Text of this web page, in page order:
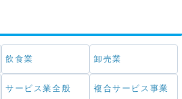
飲食業 卸売業
サービス業全般 複合サービス事業